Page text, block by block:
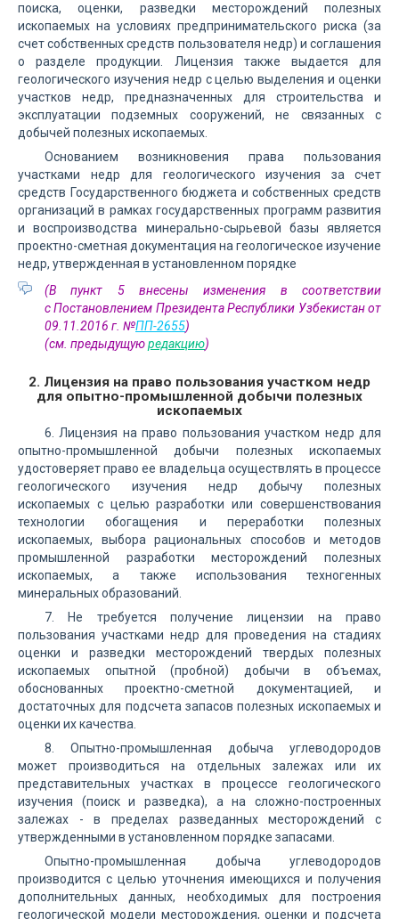
поиска, оценки, разведки месторождений полезных
ископаемых на условиях предпринимательского риска (за
счет собственных средств пользователя недр) и соглашения
о разделе продукции. Лицензия также выдается для
геологического изучения недр с целью выделения и оценки
участков недр, предназначенных для строительства и
эксплуатации подземных сооружений, не связанных с
добычей полезных ископаемых.
Основанием возникновения права пользования
участками недр для геологического изучения за счет
средств Государственного бюджета и собственных средств
организаций в рамках государственных программ развития
и воспроизводства минерально-сырьевой базы является
проектно-сметная документация на геологическое изучение
недр, утвержденная в установленном порядке
(В пункт 5 внесены изменения в соответствии
с Постановлением Президента Республики Узбекистан от
09.11.2016 г. №ПП-2655)
(см. предыдущуюредакцию)
2. Лицензия на право пользования участком недр
для опытно-промышленной добычи полезных
ископаемых
6. Лицензия на право пользования участком недр для
опытно-промышленной добычи полезных ископаемых
удостоверяет право ее владельца осуществлять в процессе
геологического изучения недр добычу полезных
ископаемых с целью разработки или совершенствования
технологии обогащения и переработки полезных
ископаемых, выбора рациональных способов и методов
промышленной разработки месторождений полезных
ископаемых, а также использования техногенных
минеральных образований.
7. Не требуется получение лицензии на право
пользования участками недр для проведения на стадиях
оценки и разведки месторождений твердых полезных
ископаемых опытной (пробной) добычи в объемах,
обоснованных проектно-сметной документацией, и
достаточных для подсчета запасов полезных ископаемых и
оценки их качества.
8. Опытно-промышленная добыча углеводородов
может производиться на отдельных залежах или их
представительных участках в процессе геологического
изучения (поиск и разведка), а на сложно-построенных
залежах - в пределах разведанных месторождений с
утвержденными в установленном порядке запасами.
Опытно-промышленная добыча углеводородов
производится с целью уточнения имеющихся и получения
дополнительных данных, необходимых для построения
геологической модели месторождения, оценки и подсчета